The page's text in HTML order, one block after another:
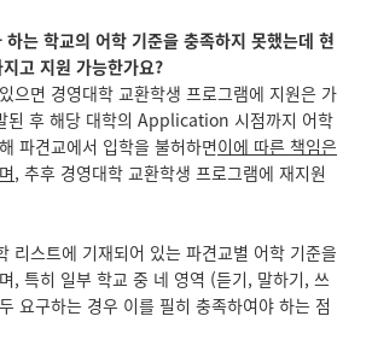
하는 학교의 어학 기준을 충족하지 못했는데 현
고 지원 가능한가요?
으면 경영대학 교환학생 프로그램에 지원은 가
된 후 해당 대학의 Application 시점까지 어학
파견교에서 입학을 불허하면이에 따른 책임은
, 추후 경영대학 교환학생 프로그램에 재지원
리스트에 기재되어 있는 파견교별 어학 기준을
, 특히 일부 학교 중 네 영역 (듣기, 말하기, 쓰
요구하는 경우 이를 필히 충족하여야 하는 점